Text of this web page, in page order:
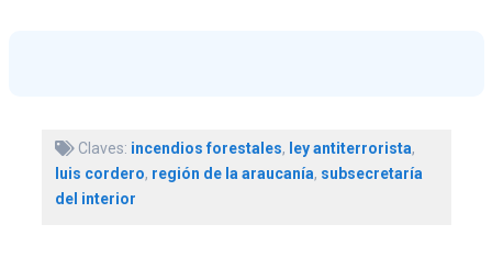
Claves: incendios forestales, ley antiterrorista,
luis cordero, región de la araucanía, subsecretaría
del interior